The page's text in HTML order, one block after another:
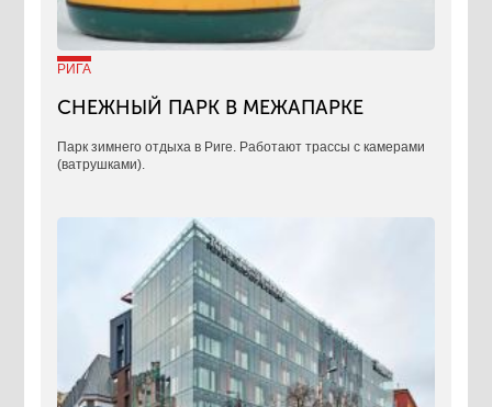
РИГА
СНЕЖНЫЙ ПАРК В МЕЖАПАРКЕ
Парк зимнего отдыха в Риге. Работают трассы с камерами
(ватрушками).